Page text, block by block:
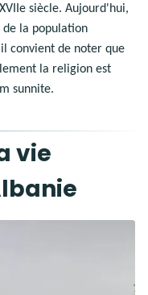
siècle. Aujourd'hui,
de la population
convient de noter que
la religion est
sunnite.
vie